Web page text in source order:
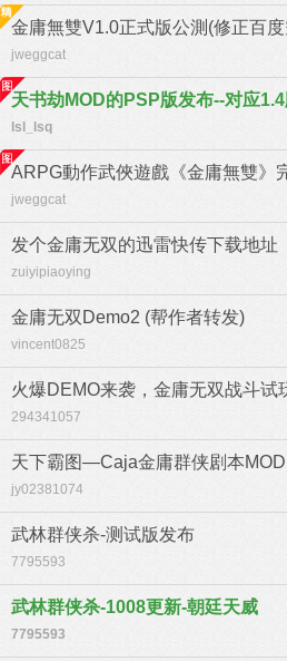
金庸無雙V1.0正式版公測(修正百
jweggcat
天书劫MOD的PSP版发布--对应1.4
lsl_lsq
ARPG動作武俠遊戲《金庸無雙》
jweggcat
发个金庸无双的迅雷快传下载地址
zuiyipiaoying
金庸无双Demo2 (帮作者转发)
vincent0825
火爆DEMO来袭，金庸无双战斗试
294341057
天下霸图—Caja金庸群侠剧本
jy02381074
武林群侠杀-测试版发布
7795593
武林群侠杀-1008更新-朝廷天威
7795593